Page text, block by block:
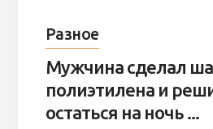
Разное
Мужчина сделал
полиэтилена и
остаться на ночь ...